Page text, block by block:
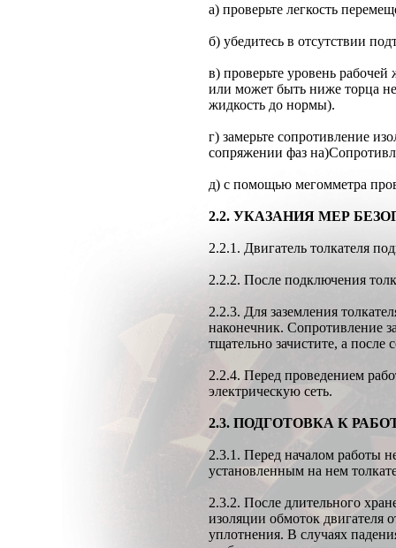
а) проверьте легкость
б) убедитесь в отсутствии
в) проверьте уровень
или может быть ниже торца
жидкость до нормы).
г) замерьте сопротивление
сопряжении фаз
д) с помощью мегомметра
2.2. УКАЗАНИЯ МЕР
2.2.1. Двигатель толкателя
2.2.2. После подключения
2.2.3. Для заземления
наконечник. Сопротивление
тщательно зачистите, а после
2.2.4. Перед проведением
электрическую сеть.
2.3. ПОДГОТОВКА К
2.3.1. Перед началом работы
установленным на нем
2.3.2. После длительного
изоляции обмоток двигателя
уплотнения. В случаях